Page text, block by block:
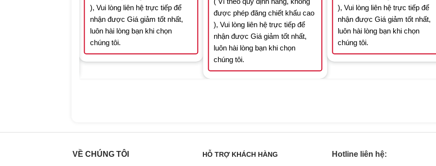
), Vui lòng liên hệ trực tiếp để
nhận được Giá giảm tốt nhất,
luôn hài lòng bạn khi chọn
chúng tôi.
được phép đăng chiết khấu cao
), Vui lòng liên hệ trực tiếp để
nhận được Giá giảm tốt nhất,
luôn hài lòng bạn khi chọn
chúng tôi.
), Vui lòng liên hệ trực tiếp để
nhận được Giá giảm tốt nhất,
luôn hài lòng bạn khi chọn
chúng tôi.
VỀ CHÚNG TÔI HỖ TRỢ KHÁCH HÀNG Hotline liên hệ: